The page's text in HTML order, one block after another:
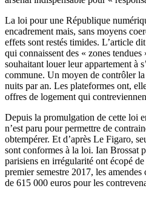
La loi pour une République
encadrement mais, sans moyens
effets sont restés timides. L’article
qui connaissent des « zones tendues
souhaitant louer leur appartement à
commune. Un moyen de contrôler
nuits par an. Les plateformes ont,
offres de logement qui
Depuis la promulgation de cette loi
n’est paru pour permettre de
obtempérer. Et d’après Le Figaro,
sont conformes à la loi. Ian Brossat
parisiens en irrégularité ont écopé
premier semestre 2017, les
de 615 000 euros pour les